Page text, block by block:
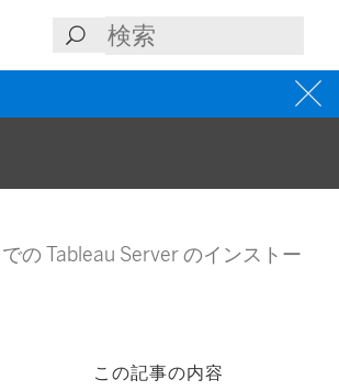
の Tableau Server のインストー
この記事の内容